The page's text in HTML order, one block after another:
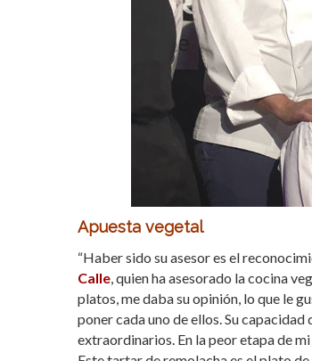
Apuesta vegetal
“Haber sido su asesor es el
Calle, quien ha asesorado la cocina
platos, me daba su opinión, lo que le
poner cada uno de ellos. Su
extraordinarios. En la peor etapa de